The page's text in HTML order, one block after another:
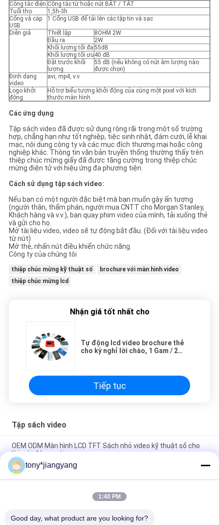
Công tắc điện Công tắc từ hoặc nút BẬT / TẮT
Tuổi thọ
1,5h-3h
Cổng và cáp
USB
1 Cổng USB để tải lên các tập tin và sạc
Diễn giả Thiết lập
8OHM 2W
Đầu ra
2W
Khối lượng tối đa 55dB
Khối lượng tối ưu 40 dB
Đặt trước khối
lượng
55 dB (nếu không có nút âm lượng nào
được chọn)
Định dạng
video
avi, mp4, v.v.
Logo khởi
động
Hỗ trợ biểu tượng khởi động của cùng một pixel với kích
thước màn hình
Các ứng dụng
Tập sách video đã được sử dụng rộng rãi trong một số trường
hợp, chẳng hạn như tốt nghiệp, tiệc sinh nhật, đám cưới, lễ khai
mạc, nội dung công ty và các mục đích thương mại hoặc công
nghiệp khác. Thông tin văn bản truyền thống thường thấy trên
thiệp chúc mừng giấy đã được tăng cường trong thiệp chúc
mừng điện tử với hiệu ứng đa phương tiện.
Cách sử dụng tập sách video:
Nếu bạn có một người đặc biệt mà bạn muốn gây ấn tượng
(người thân, thẩm phán, người mua CNTT cho Morgan Stanley,
Khách hàng và v.v.), bạn quay phim video của mình, tải xuống thẻ
và gửi cho họ.
Mở tài liệu video, video sẽ tự động bắt đầu. (Đối với tài liệu video
từ nút)
Mở thẻ, nhấn nút điều khiển chức năng.
Công ty của chúng tôi
thiệp chúc mừng kỹ thuật số
brochure với màn hình video
thiệp chúc mừng lcd
Nhận giá tốt nhất cho
Tự động lcd video brochure thẻ
cho kỳ nghỉ lời chào, 1 Gam / 2
Tiếp tục
Tập sách video
OEM ODM Màn hình LCD TFT Sách nhỏ video kỹ thuật số cho
lời mời đám cưới
Có thể sạc lại lcd video card cho các hoạt động hội nghị, 4.3 /
5/7 inch lcd tài liệu quảng cáo
Kinh doanh quảng cáo điện tử 4.3 inch video tập sách với cáp
tony*jiangyang
1:40 PM
Good day, what product are you looking for?